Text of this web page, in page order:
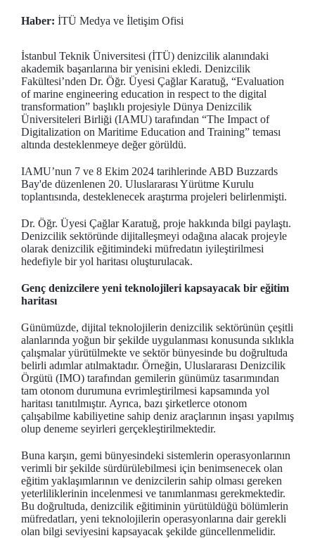
Haber: İTÜ Medya ve İletişim Ofisi
İstanbul Teknik Üniversitesi (İTÜ) denizcilik alanındaki
akademik başarılarına bir yenisini ekledi. Denizcilik
Fakültesi’nden Dr. Öğr. Üyesi Çağlar Karatuğ, “Evaluation
of marine engineering education in respect to the digital
transformation” başlıklı projesiyle Dünya Denizcilik
Üniversiteleri Birliği (IAMU) tarafından “The Impact of
Digitalization on Maritime Education and Training” teması
altında desteklenmeye değer görüldü.
IAMU’nun 7 ve 8 Ekim 2024 tarihlerinde ABD Buzzards
Bay'de düzenlenen 20. Uluslararası Yürütme Kurulu
toplantısında, desteklenecek araştırma projeleri belirlenmişti.
Dr. Öğr. Üyesi Çağlar Karatuğ, proje hakkında bilgi paylaştı.
Denizcilik sektöründe dijitalleşmeyi odağına alacak projeyle
olarak denizcilik eğitimindeki müfredatın iyileştirilmesi
hedefiyle bir yol haritası oluşturulacak.
Genç denizcilere yeni teknolojileri kapsayacak bir eğitim
haritası
Günümüzde, dijital teknolojilerin denizcilik sektörünün çeşitli
alanlarında yoğun bir şekilde uygulanması konusunda sıklıkla
çalışmalar yürütülmekte ve sektör bünyesinde bu doğrultuda
belirli adımlar atılmaktadır. Örneğin, Uluslararası Denizcilik
Örgütü (IMO) tarafından gemilerin günümüz tasarımından
tam otonom durumuna evrimleştirilmesi kapsamında yol
haritası tanıtılmıştır. Ayrıca, bazı şirketlerce otonom
çalışabilme kabiliyetine sahip deniz araçlarının inşası yapılmış
olup deneme seyirleri gerçekleştirilmektedir.
Buna karşın, gemi bünyesindeki sistemlerin operasyonlarının
verimli bir şekilde sürdürülebilmesi için benimsenecek olan
eğitim yaklaşımlarının ve denizcilerin sahip olması gereken
yeterliliklerinin incelenmesi ve tanımlanması gerekmektedir.
Bu doğrultuda, denizcilik eğitiminin yürütüldüğü bölümlerin
müfredatları, yeni teknolojilerin operasyonlarına dair gerekli
olan bilgi seviyesini kapsayacak şekilde güncellenmelidir.